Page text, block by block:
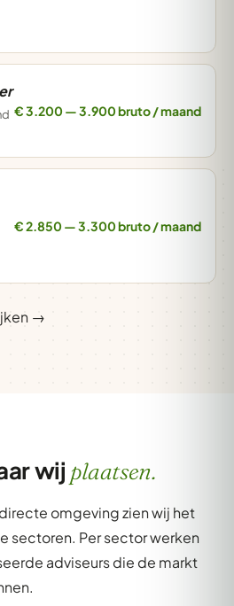
€ 3.200 — 3.900 bruto / maand
€ 2.850 — 3.300 bruto / maand
→
wij plaatsen.
omgeving zien wij het
sectoren. Per sector werken
adviseurs die de markt